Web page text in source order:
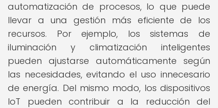
automatización de procesos, lo que puede
llevar a una gestión más eficiente de los
recursos. Por ejemplo, los sistemas de
iluminación y climatización inteligentes
pueden ajustarse automáticamente según
las necesidades, evitando el uso innecesario
de energía. Del mismo modo, los dispositivos
IoT pueden contribuir a la reducción del